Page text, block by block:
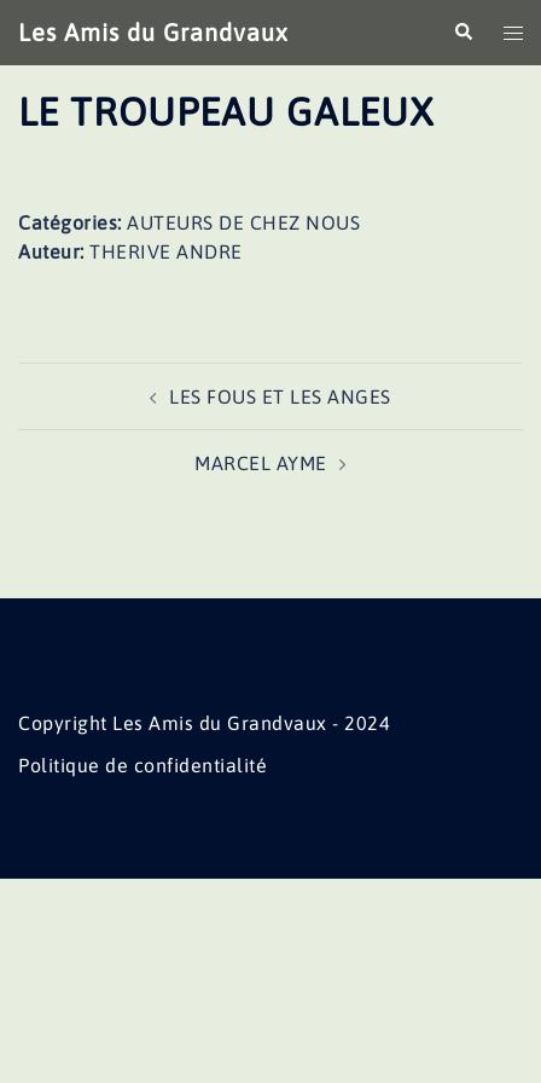
au
contenu
Les Amis du Grandvaux
le
LE TROUPEAU GALEUX
Catégories: AUTEURS DE CHEZ NOUS
Auteur: THERIVE ANDRE
LES FOUS ET LES ANGES
MARCEL AYME
Copyright Les Amis du Grandvaux - 2024
Politique de confidentialité